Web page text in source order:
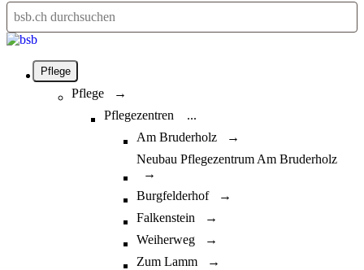
Pflege
Pflege →
Pflegezentren
...
Am Bruderholz →
Neubau Pflegezentrum Am Bruderholz
→
Burgfelderhof →
Falkenstein →
Weiherweg →
Zum Lamm →